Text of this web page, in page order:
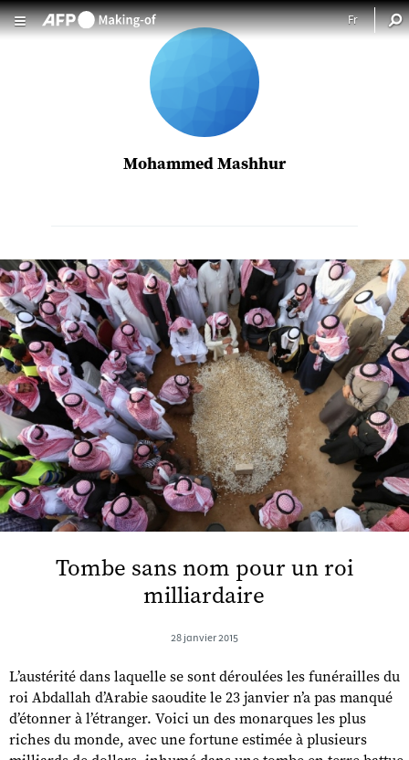
Mohammed Mashhur
Tombe sans nom pour un roi
milliardaire
28 janvier 2015
L’austérité dans laquelle se sont déroulées les funérailles du
roi Abdallah d’Arabie saoudite le 23 janvier n’a pas manqué
d’étonner à l’étranger. Voici un des monarques les plus
riches du monde, avec une fortune estimée à plusieurs